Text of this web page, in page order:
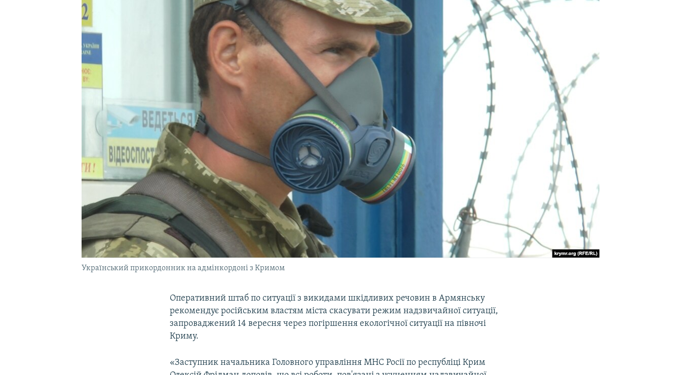
Український прикордонник на адмінкордоні з Кримом
Оперативний штаб по ситуації з викидами шкідливих речовин в Армянську
рекомендує російським властям міста скасувати режим надзвичайної ситуації,
запроваджений 14 вересня через погіршення екологічної ситуації на півночі
Криму.
«Заступник начальника Головного управління МНС Росії по республіці Крим